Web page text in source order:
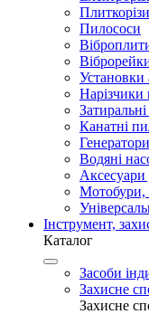
Плиткорізи
Пилососи
Установки
Нарізчики
Канатні
Генератори
Водяні
Аксесуари
Мотобури,
Інструмент,
Каталог
Засоби
Захисне
Захисне